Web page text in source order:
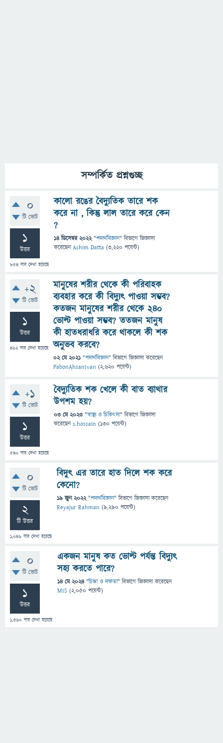
সম্পর্কিত প্রশ্নগুচ্ছ
0
টি ভোট
1
উত্তর
854 বার দেখা হয়েছে
কালো রঙের বৈদ্যুতিক তারে শক
করে না , কিন্তু লাল তারে করে কেন
?
14 ডিসেম্বর 2022 "পদার্থবিজ্ঞান" বিভাগে জিজ্ঞাসা
করেছেনAshim Datta (3,220 পয়েন্ট)
+2
টি ভোট
1
উত্তর
462বার দেখা হয়েছে
মানুষের শরীর থেকে কী পরিবাহক
ব্যবহার করে কী বিদ্যুৎ পাওয়া সম্ভব?
কতজন মানুষের শরীর থেকে ২৪০
ভোল্ট পাওয়া সম্ভব? ততজন মানুষ
কী হাতধরাধরি করে থাকলে কী শক
অনুভব করবে?
02 মে 2021 "পদার্থবিজ্ঞান" বিভাগে জিজ্ঞাসাকরেছেন
PabonAhsanIvan (2,620 পয়েন্ট)
+1
টি ভোট
1
উত্তর
540 বার দেখা হয়েছে
বৈদ্যুতিক শক খেলে কী বাত ব্যাথার
উপশম হয়?
03 মে 2023 "স্বাস্থ্য ও চিকিৎসা" বিভাগে জিজ্ঞাসা
করেছেনs.hossain (130 পয়েন্ট)
0
টি ভোট
2
টি উত্তর
1,046 বার দেখা হয়েছে
বিদুৎ এর তারে হাত দিলে শক করে
কেনো?
19 জুন 2022 "পদার্থবিজ্ঞান" বিভাগে জিজ্ঞাসাকরেছেন
Reyajur Rahman (9,290 পয়েন্ট)
0
টি ভোট
1
উত্তর
1,360 বার দেখা হয়েছে
একজন মানুষ কত ভোল্ট পর্যন্ত বিদ্যুৎ
সহ্য করতে পারে?
14 মে 2024 "চিন্তা ও দক্ষতা" বিভাগে জিজ্ঞাসাকরেছেন
MIS (2,050 পয়েন্ট)